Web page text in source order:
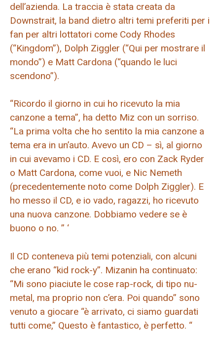
dell’azienda. La traccia è stata creata da
Downstrait, la band dietro altri temi preferiti per i
fan per altri lottatori come Cody Rhodes
(“Kingdom”), Dolph Ziggler (“Qui per mostrare il
mondo”) e Matt Cardona (“quando le luci
scendono”).
“Ricordo il giorno in cui ho ricevuto la mia
canzone a tema”, ha detto Miz con un sorriso.
“La prima volta che ho sentito la mia canzone a
tema era in un’auto. Avevo un CD – sì, al giorno
in cui avevamo i CD. E così, ero con Zack Ryder
o Matt Cardona, come vuoi, e Nic Nemeth
(precedentemente noto come Dolph Ziggler). E
ho messo il CD, e io vado, ragazzi, ho ricevuto
una nuova canzone. Dobbiamo vedere se è
buono o no. ” ‘
Il CD conteneva più temi potenziali, con alcuni
che erano “kid rock-y”. Mizanin ha continuato:
“Mi sono piaciute le cose rap-rock, di tipo nu-
metal, ma proprio non c’era. Poi quando” sono
venuto a giocare “è arrivato, ci siamo guardati
tutti come,” Questo è fantastico, è perfetto. “